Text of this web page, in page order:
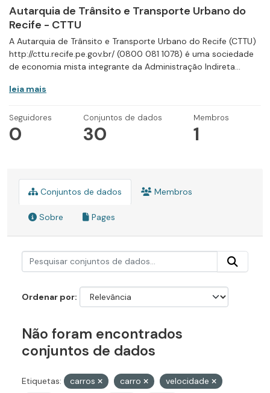
Autarquia de Trânsito e Transporte Urbano do
Recife - CTTU
A Autarquia de Trânsito e Transporte Urbano do Recife (CTTU)
http://cttu.recife.pe.gov.br/ (0800 081 1078) é uma sociedade
de economia mista integrante da Administração Indireta...
leia mais
Seguidores
0
Conjuntos de dados
30
Membros
1
Conjuntos de dados Membros
Sobre Pages
Ordenar por
Não foram encontrados
conjuntos de dados
Etiquetas: carros carro
velocidade